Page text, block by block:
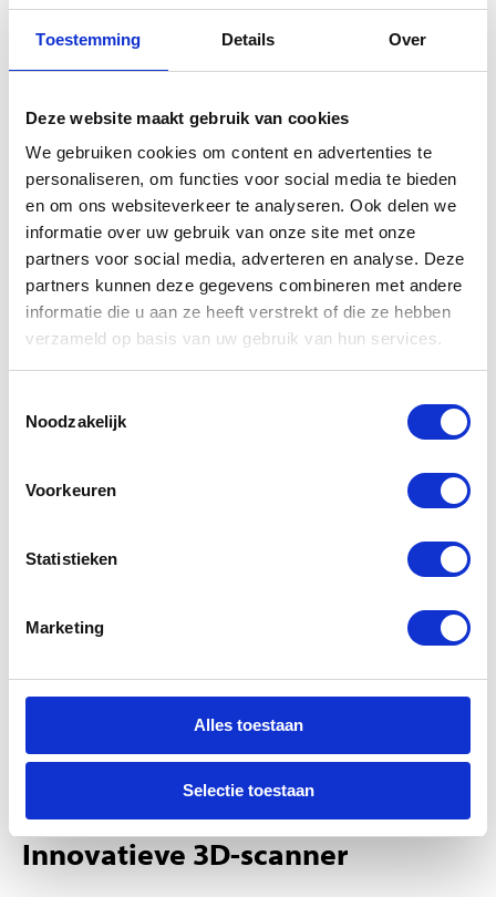
Toestemming Details Over
Deze website maakt gebruik van cookies
We gebruiken cookies om content en advertenties te
personaliseren, om functies voor social media te bieden
en om ons websiteverkeer te analyseren. Ook delen we
informatie over uw gebruik van onze site met onze
partners voor social media, adverteren en analyse. Deze
partners kunnen deze gegevens combineren met andere
informatie die u aan ze heeft verstrekt of die ze hebben
verzameld op basis van uw gebruik van hun services.
Noodzakelijk
Voorkeuren
Statistieken
Marketing
Alles toestaan
Selectie toestaan
maakt de smartphone een aanrader voor serie- en
filmliefhebbers. Niet alleen aan de buitenkant, maar
ook onder de motorkap is deze iPhone vernieuwd.
Dankzij de A12 chip is het toestel sneller en
12 megapixel camera is verbeterd.
Belangrijkste eigenschappen
iPhone Xs Max
4 GB werkgeheugen, razendsnelle A12 Bionic
Water- en stofdicht (IP68)
Apple heeft bij deze iPhone Xs Max gekozen voor
premium aan en ziet er luxe uit. Ook is draadloos
laden mogelijk dankzij de glazen achterkant. Je hebt
alleen nog maar een draadloze oplader met Qi-
ondersteuning nodig.
Innovatieve 3D-scanner